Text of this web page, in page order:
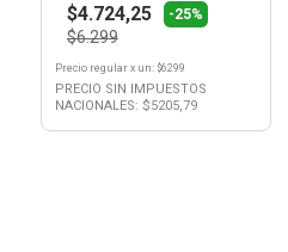
$4.724,25 -25%
$6.299
Precio regularx un: $6299
PRECIO SIN IMPUESTOS
NACIONALES: $5205,79